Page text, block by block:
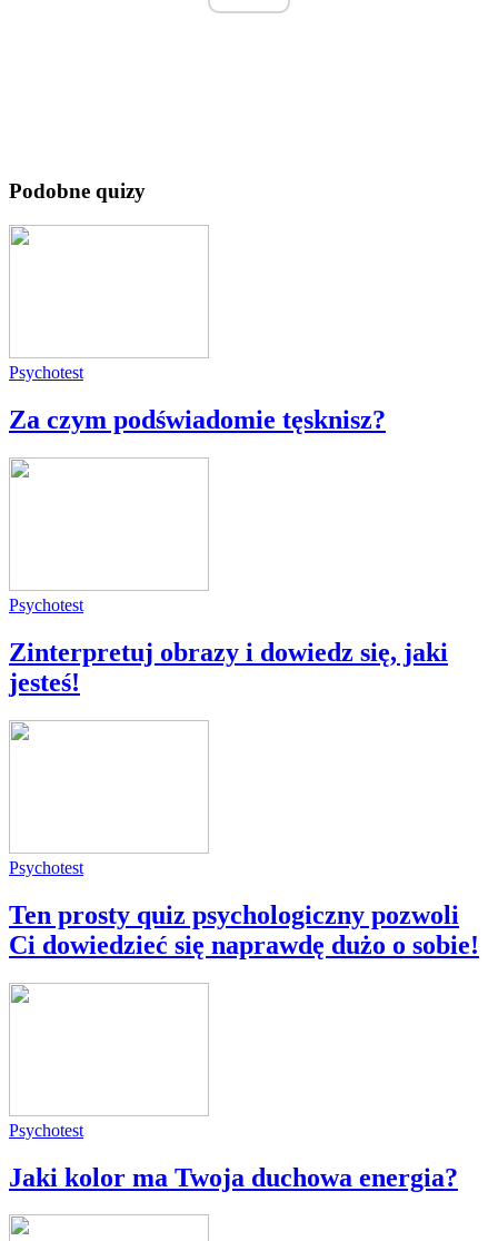
Podobne quizy
Psychotest
Za czym podświadomie tęsknisz?
Psychotest
Zinterpretuj obrazy i dowiedz się, jaki
jesteś!
Psychotest
Ten prosty quiz psychologiczny pozwoli
Ci dowiedzieć się naprawdę dużo o sobie!
Psychotest
Jaki kolor ma Twoja duchowa energia?